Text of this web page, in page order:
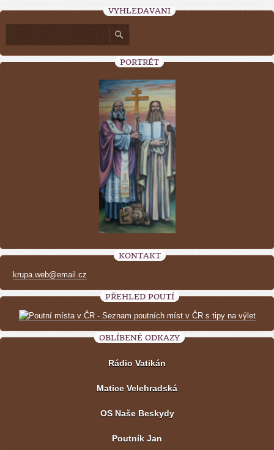
VYHLEDÁVÁNÍ
PORTRÉT
KONTAKT
krupa.web@email.cz
PŘEHLED POUTÍ
OBLÍBENÉ ODKAZY
Rádio Vatikán
Matice Velehradská
OS Naše Beskydy
Poutník Jan